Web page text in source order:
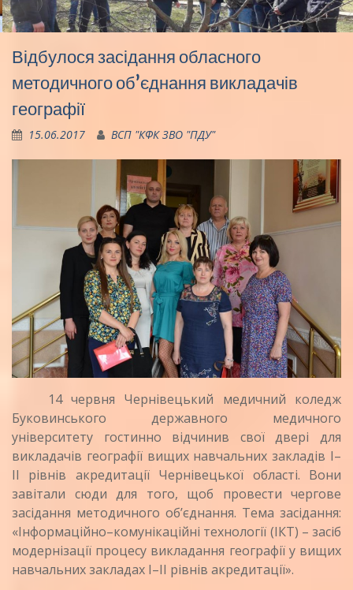
Відбулося засідання обласного
методичного об’єднання викладачів
географії
15.06.2017 ВСП "КФК ЗВО "ПДУ"
14 червня Чернівецький медичний коледж
Буковинського державного медичного
університету гостинно відчинив свої двері для
викладачів географії вищих навчальних закладів І–
ІІ рівнів акредитації Чернівецької області. Вони
завітали сюди для того, щоб провести чергове
засідання методичного об’єднання. Тема засідання:
«Інформаційно–комунікаційні технології (ІКТ) – засіб
модернізації процесу викладання географії у вищих
навчальних закладах І–ІІ рівнів акредитації».